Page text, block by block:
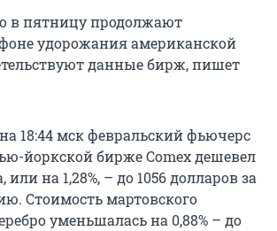
в пятницу продолжают
удорожания американской
данные бирж, пишет
18:44 мск февральский фьючерс
йоркской бирже Comex дешевел
или на 1,28%, – до 1056 долларов за
Стоимость мартовского
уменьшалась на 0,88% – до